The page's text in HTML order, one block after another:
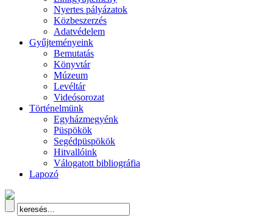
Nyertes pályázatok
Közbeszerzés
Adatvédelem
Gyűjteményeink
Bemutatás
Könyvtár
Múzeum
Levéltár
Videósorozat
Történelmünk
Egyházmegyénk
Püspökök
Segédpüspökök
Hitvallóink
Válogatott bibliográfia
Lapozó